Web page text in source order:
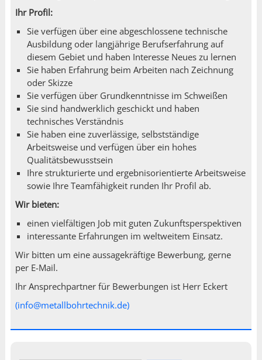
Ihr Profil:
Sie verfügen über eine abgeschlossene technische
Ausbildung oder langjährige Berufserfahrung auf
diesem Gebiet und haben Interesse Neues zu lernen
Sie haben Erfahrung beim Arbeiten nach Zeichnung
oder Skizze
Sie verfügen über Grundkenntnisse im Schweißen
Sie sind handwerklich geschickt und haben
technisches Verständnis
Sie haben eine zuverlässige, selbstständige
Arbeitsweise und verfügen über ein hohes
Qualitätsbewusstsein
Ihre strukturierte und ergebnisorientierte Arbeitsweise
sowie Ihre Teamfähigkeit runden Ihr Profil ab.
Wir bieten:
einen vielfältigen Job mit guten Zukunftsperspektiven
interessante Erfahrungen im weltweitem Einsatz.
Wir bitten um eine aussagekräftige Bewerbung, gerne
per E-Mail.
Ihr Ansprechpartner für Bewerbungen ist Herr Eckert
(info@metallbohrtechnik.de)